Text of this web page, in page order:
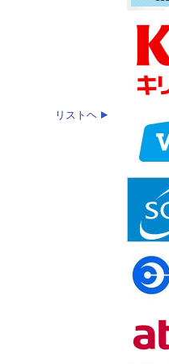
リストヘ